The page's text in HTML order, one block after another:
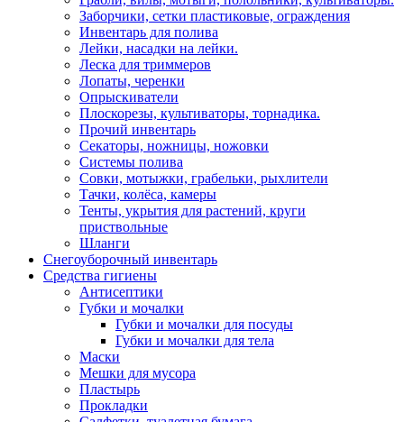
Заборчики, сетки пластиковые, ограждения
Инвентарь для полива
Лейки, насадки на лейки.
Леска для триммеров
Лопаты, черенки
Опрыскиватели
Плоскорезы, культиваторы, торнадика.
Прочий инвентарь
Секаторы, ножницы, ножовки
Системы полива
Совки, мотыжки, грабельки, рыхлители
Тачки, колёса, камеры
Тенты, укрытия для растений, круги
приствольные
Шланги
Снегоуборочный инвентарь
Средства гигиены
Антисептики
Губки и мочалки
Губки и мочалки для посуды
Губки и мочалки для тела
Маски
Мешки для мусора
Пластырь
Прокладки